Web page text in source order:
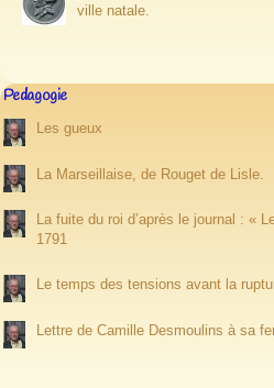
ville natale.
Pedagogie
Les gueux
La Marseillaise, de Rouget de Lisle.
La fuite du roi d’après le journal : «
1791
Le temps des tensions avant la
Lettre de Camille Desmoulins à sa